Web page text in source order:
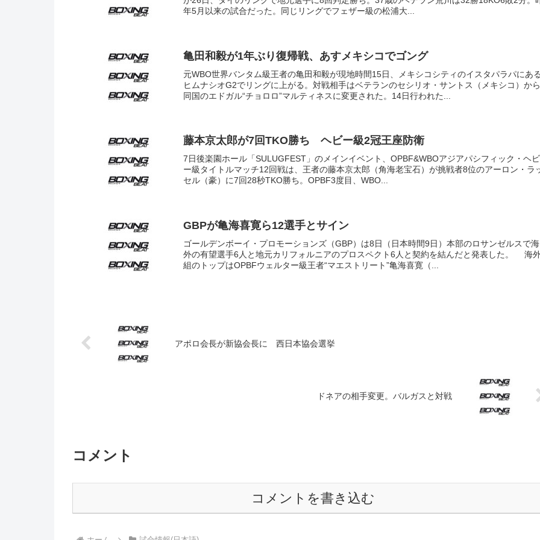
年5月以来の試合だった。同じリングでフェザー級の松浦大...
亀田和毅が1年ぶり復帰戦、あすメキシコでゴング
元WBO世界バンタム級王者の亀田和毅が現地時間15日、メキシコシティのイスタパラパにある
ヒムナシオG2でリングに上がる。対戦相手はベテランのセシリオ・サントス（メキシコ）から
同国のエドガル“チョロロ”マルティネスに変更された。14日行われた...
藤本京太郎が7回TKO勝ち ヘビー級2冠王座防衛
7日後楽園ホール「SULUGFEST」のメインイベント、OPBF&WBOアジアパシフィック・ヘビ
ー級タイトルマッチ12回戦は、王者の藤本京太郎（角海老宝石）が挑戦者8位のアーロン・ラ
セル（豪）に7回28秒TKO勝ち。OPBF3度目、WBO...
GBPが亀海喜寛ら12選手とサイン
ゴールデンボーイ・プロモーションズ（GBP）は8日（日本時間9日）本部のロサンゼルスで海
外の有望選手6人と地元カリフォルニアのプロスペクト6人と契約を結んだと発表した。 海
組のトップはOPBFウェルター級王者“マエストリート”亀海喜寛（...
アポロ会長が新協会長に 西日本協会選挙
ドネアの相手変更。バルガスと対戦
コメント
コメントを書き込む